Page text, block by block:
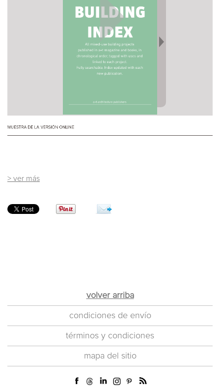
> ver más
volver arriba
condiciones de envío
términos y condiciones
mapa del sitio